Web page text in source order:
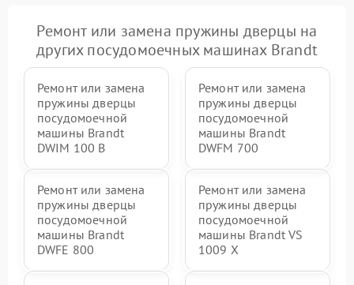
Ремонт или замена пружины дверцы на
других посудомоечных машинах Brandt
Ремонт или замена
пружины дверцы
посудомоечной
машины Brandt
DWIM 100 B
Ремонт или замена
пружины дверцы
посудомоечной
машины Brandt
DWFM 700
Ремонт или замена
пружины дверцы
посудомоечной
машины Brandt
DWFE 800
Ремонт или замена
пружины дверцы
посудомоечной
машины Brandt VS
1009 X